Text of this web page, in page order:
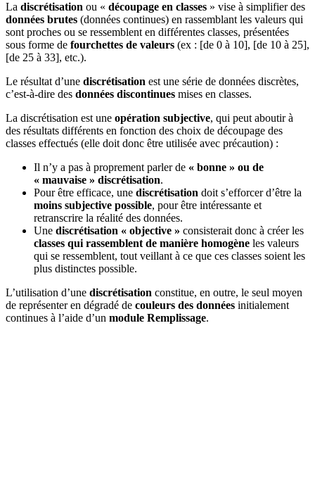
La discrétisation ou « découpage en classes » vise à simplifier des
données brutes (données continues) en rassemblant les valeurs qui
sont proches ou se ressemblent en différentes classes, présentées
sous forme de fourchettes de valeurs (ex : [de 0 à 10], [de 10 à 25],
[de 25 à 33], etc.).
Le résultat d’une discrétisation est une série de données discrètes,
c’est-à-dire des données discontinues mises en classes.
La discrétisation est une opération subjective, qui peut aboutir à
des résultats différents en fonction des choix de découpage des
classes effectués (elle doit donc être utilisée avec précaution) :
Il n’y a pas à proprement parler de « bonne » ou de
« mauvaise » discrétisation.
Pour être efficace, une discrétisation doit s’efforcer d’être la
moins subjective possible, pour être intéressante et
retranscrire la réalité des données.
Une discrétisation « objective » consisterait donc à créer les
classes qui rassemblent de manière homogène les valeurs
qui se ressemblent, tout veillant à ce que ces classes soient les
plus distinctes possible.
L’utilisation d’une discrétisation constitue, en outre, le seul moyen
de représenter en dégradé de couleurs des données initialement
continues à l’aide d’un module Remplissage.